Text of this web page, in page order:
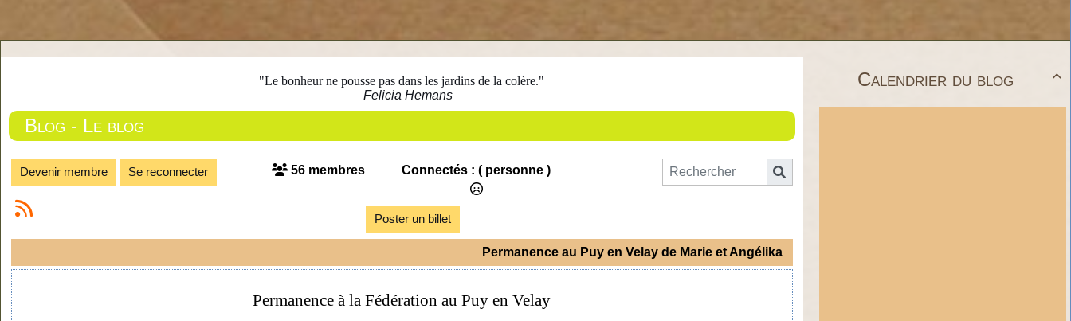
"Le bonheur ne pousse pas dans les jardins de la colère."
Felicia Hemans
Blog - Le blog
Devenir membre Se reconnecter 56 membres Connectés : ( personne )
Poster un billet
Permanence au Puy en Velay de Marie et Angélika
Permanence à la Fédération au Puy en Velay

Calendrier du blog